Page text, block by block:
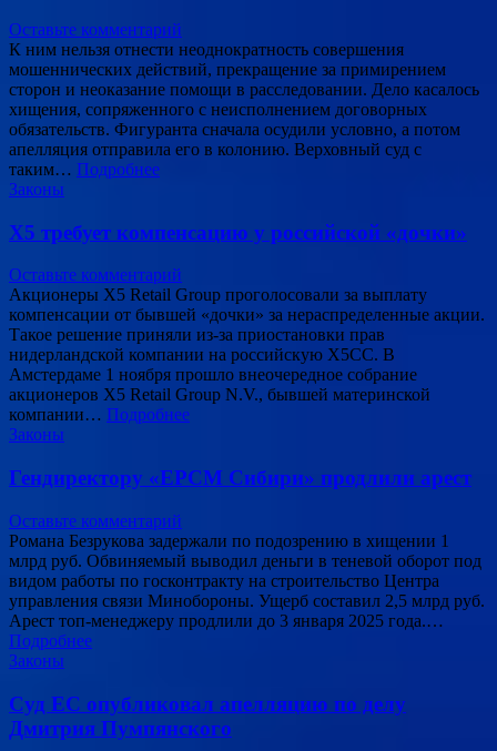
Оставьте комментарий
К ним нельзя отнести неоднократность совершения
мошеннических действий, прекращение за примирением
сторон и неоказание помощи в расследовании. Дело касалось
хищения, сопряженного с неисполнением договорных
обязательств. Фигуранта сначала осудили условно, а потом
апелляция отправила его в колонию. Верховный суд с
таким… Подробнее
Законы
X5 требует компенсацию у российской «дочки»
Оставьте комментарий
Акционеры X5 Retail Group проголосовали за выплату
компенсации от бывшей «дочки» за нераспределенные акции.
Такое решение приняли из-за приостановки прав
нидерландской компании на российскую X5CC. В
Амстердаме 1 ноября прошло внеочередное собрание
акционеров X5 Retail Group N.V., бывшей материнской
компании… Подробнее
Законы
Гендиректору «ЕРСМ Сибири» продлили арест
Оставьте комментарий
Романа Безрукова задержали по подозрению в хищении 1
млрд руб. Обвиняемый выводил деньги в теневой оборот под
видом работы по госконтракту на строительство Центра
управления связи Минобороны. Ущерб составил 2,5 млрд руб.
Арест топ-менеджеру продлили до 3 января 2025 года.…
Подробнее
Законы
Суд ЕС опубликовал апелляцию по делу
Дмитрия Пумпянского